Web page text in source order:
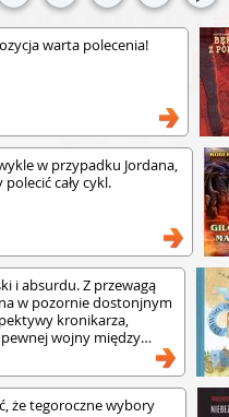
warta polecenia!
w przypadku Jordana,
cały cykl.
i absurdu. Z przewagą
w pozornie dostonjnym
kronikarza,
wojny między
oraz o
którego król na wojnę
frontach dzieją się rzeczy
sensu i logiki, a
że tegoroczne wybory